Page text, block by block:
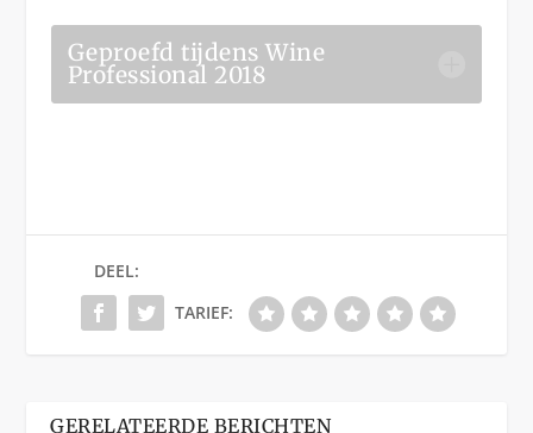
Geproefd tijdens Wine
Professional 2018
DEEL:
TARIEF:
GERELATEERDE BERICHTEN